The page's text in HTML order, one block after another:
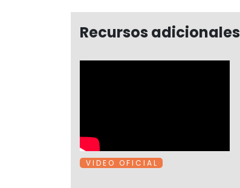
Recursos adicionales
V I D E O O F I C I A L